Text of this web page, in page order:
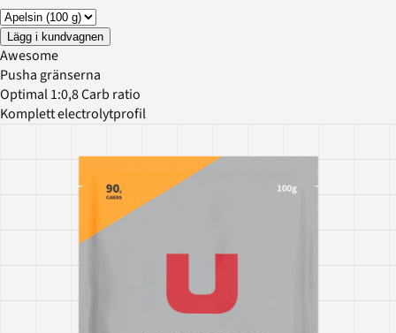
Lägg i kundvagnen
Awesome
Pusha gränserna
Optimal 1:0,8 Carb ratio
Komplett electrolytprofil